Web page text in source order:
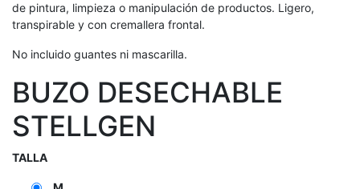
de pintura, limpieza o manipulación de productos. Ligero,
transpirable y con cremallera frontal.
No incluido guantes ni mascarilla.
BUZO DESECHABLE
STELLGEN
TALLA